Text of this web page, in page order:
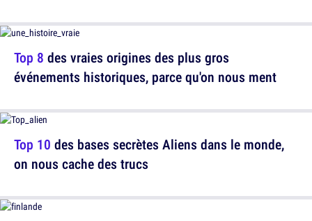
Top 8 des vraies origines des plus gros
événements historiques, parce qu'on nous ment
Top 10 des bases secrètes Aliens dans le monde,
on nous cache des trucs